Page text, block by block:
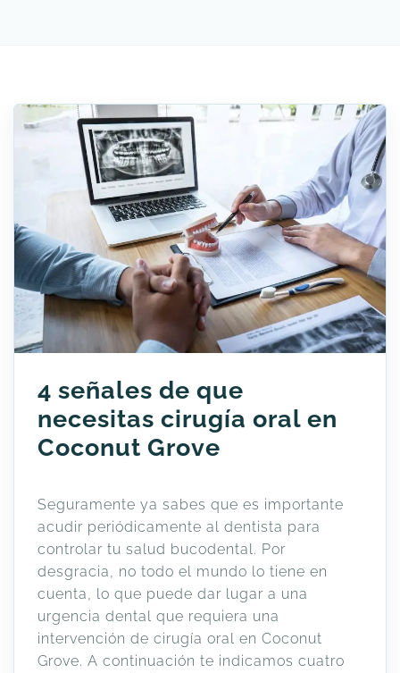
4 señales de que
necesitas cirugía oral en
Coconut Grove
Seguramente ya sabes que es importante
acudir periódicamente al dentista para
controlar tu salud bucodental. Por
desgracia, no todo el mundo lo tiene en
cuenta, lo que puede dar lugar a una
urgencia dental que requiera una
intervención de cirugía oral en Coconut
Grove. A continuación te indicamos cuatro